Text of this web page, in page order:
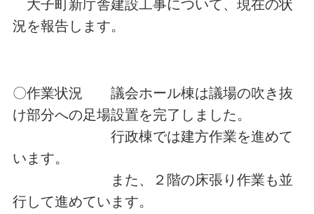
大子町新庁舎建設工事について、現在の状
況を報告します。
〇作業状況 議会ホール棟は議場の吹き抜
け部分への足場設置を完了しました。
行政棟では建方作業を進めて
います。
また、２階の床張り作業も並
行して進めています。